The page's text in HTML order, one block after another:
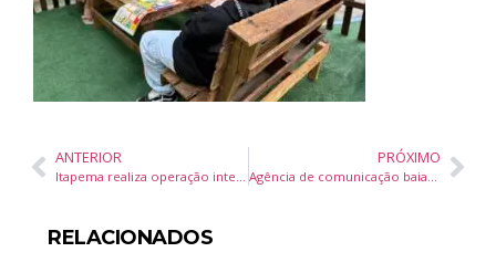
ANTERIOR
Itapema realiza operação integrada de fiscalização em recicláveis e ferros-velhos
PRÓXIMO
Agência de comunicação baiana celebra 8 anos e embarca em tour de expansão de mercado
RELACIONADOS